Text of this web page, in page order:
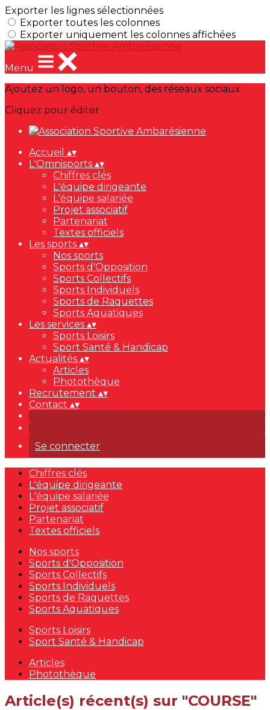
Exporter les lignes sélectionnées
Exporter toutes les colonnes
Exporter uniquement les colonnes affichées
Menu
Ajoutez un logo, un bouton, des réseaux sociaux
Cliquez pour éditer
Accueil ▴▾
L'Omnisports ▴▾
Chiffres clés
L'équipe dirigeante
L'équipe salariée
Projet associatif
Partenariat
Textes officiels
Les sports ▴▾
Nos sports
Sports d'Opposition
Sports Collectifs
Sports Individuels
Sports de Raquettes
Sports Aquatiques
Les services ▴▾
Sports Loisirs
Sport Santé & Handicap
Actualités ▴▾
Articles
Photothèque
Recrutement ▴▾
Contact ▴▾
Se connecter
Chiffres clés
L'équipe dirigeante
L'équipe salariée
Projet associatif
Partenariat
Textes officiels
Nos sports
Sports d'Opposition
Sports Collectifs
Sports Individuels
Sports de Raquettes
Sports Aquatiques
Sports Loisirs
Sport Santé & Handicap
Articles
Photothèque
Article(s) récent(s) sur "COURSE"